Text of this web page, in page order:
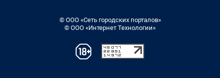
© ООО «Сеть городских порталов»
© ООО «Интернет Технологии»